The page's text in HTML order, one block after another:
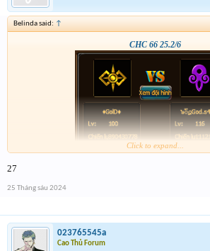
Belinda said: ↑
CHC 66 25.2/6
Click to expand...
27
25 Tháng sáu 2024
023765545a
Cao Thủ Forum